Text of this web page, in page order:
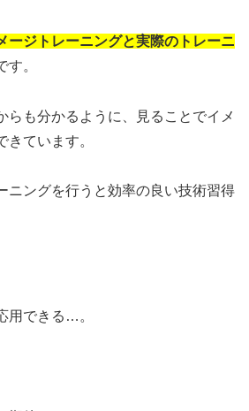
ージトレーニングと実際のトレーニ
す。
らも分かるように、見ることでイメ
きています。
ニングを行うと効率の良い技術習得
用できる…。